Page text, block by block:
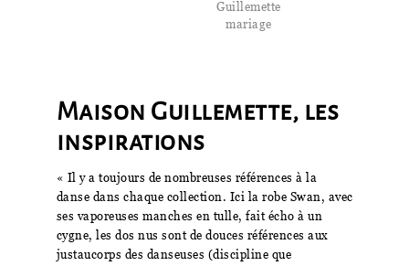
Guillemette
mariage
Maison Guillemette, les
inspirations
« Il y a toujours de nombreuses références à la
danse dans chaque collection. Ici la robe Swan, avec
ses vaporeuses manches en tulle, fait écho à un
cygne, les dos nus sont de douces références aux
justaucorps des danseuses (discipline que